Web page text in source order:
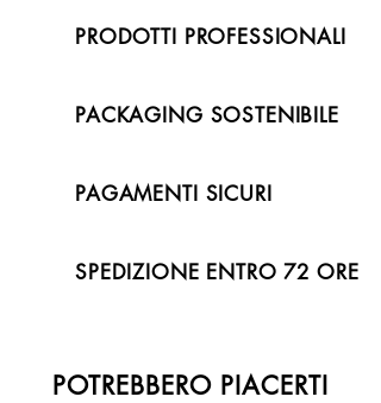
PRODOTTI PROFESSIONALI
PACKAGING SOSTENIBILE
PAGAMENTI SICURI
SPEDIZIONE ENTRO 72 ORE
POTREBBERO PIACERTI